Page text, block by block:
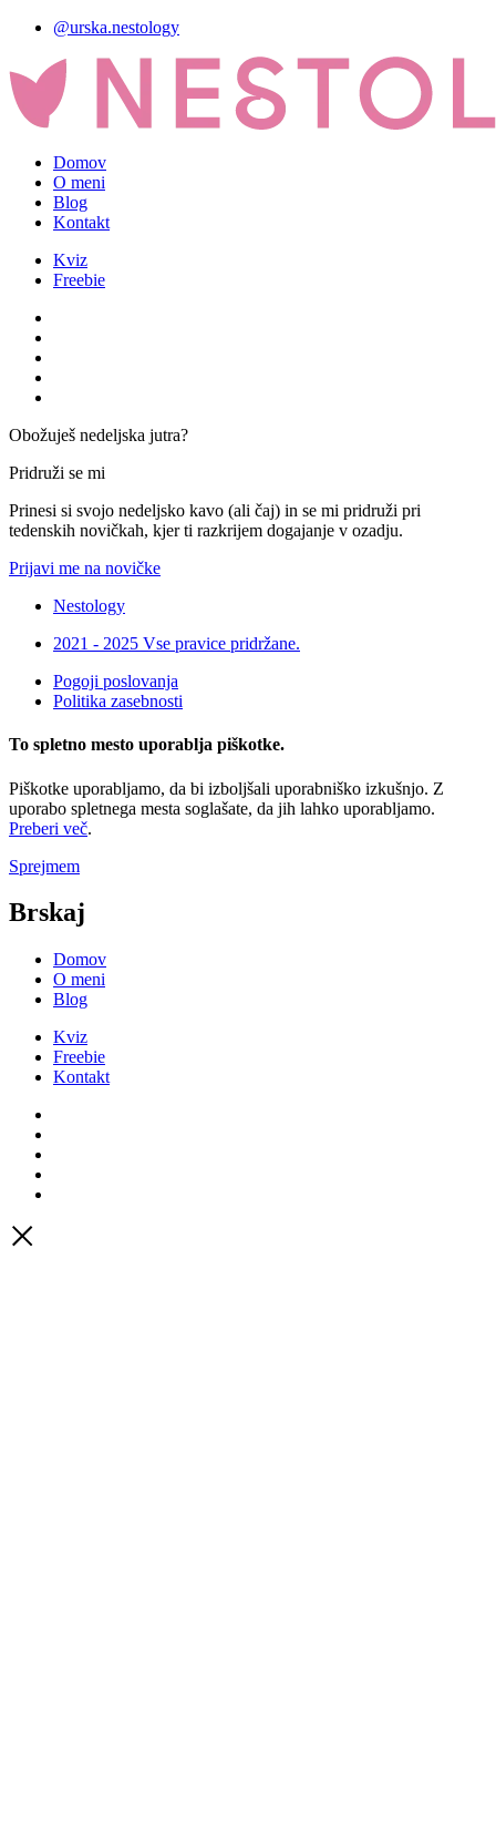
@urska.nestology
Domov
O meni
Blog
Kontakt
Kviz
Freebie
Obožuješ nedeljska jutra?
Pridruži se mi
Prinesi si svojo nedeljsko kavo (ali čaj) in se mi pridruži pri
tedenskih novičkah, kjer ti razkrijem dogajanje v ozadju.
Prijavi me na novičke
Nestology
2021 - 2025 Vse pravice pridržane.
Pogoji poslovanja
Politika zasebnosti
To spletno mesto uporablja piškotke.
Piškotke uporabljamo, da bi izboljšali uporabniško izkušnjo. Z
uporabo spletnega mesta soglašate, da jih lahko uporabljamo.
Preberi več.
Sprejmem
Brskaj
Domov
O meni
Blog
Kviz
Freebie
Kontakt